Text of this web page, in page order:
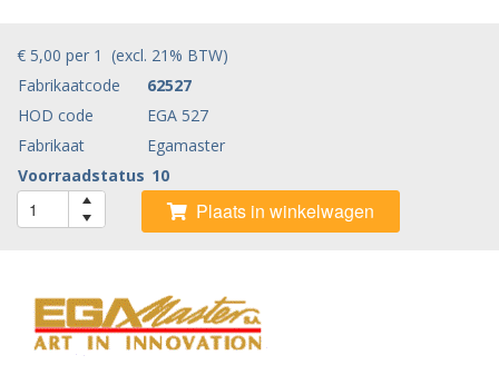
€ 5,00 per 1 (excl. 21% BTW)
Fabrikaatcode
62527
HOD code
EGA 527
Fabrikaat
Egamaster
Voorraadstatus 10
Plaats in winkelwagen